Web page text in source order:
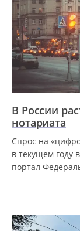
В России
нотариата
Спрос на
в текущем году
портал